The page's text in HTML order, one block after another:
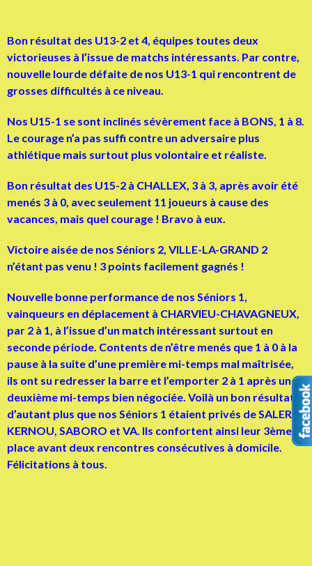
Bon résultat des U13-2 et 4, équipes toutes deux
victorieuses à l’issue de matchs intéressants. Par contre,
nouvelle lourde défaite de nos U13-1 qui rencontrent de
grosses difficultés à ce niveau.
Nos U15-1 se sont inclinés sévèrement face à BONS, 1 à 8.
Le courage n’a pas suffi contre un adversaire plus
athlétique mais surtout plus volontaire et réaliste.
Bon résultat des U15-2 à CHALLEX, 3 à 3, après avoir été
menés 3 à 0, avec seulement 11 joueurs à cause des
vacances, mais quel courage ! Bravo à eux.
Victoire aisée de nos Séniors 2, VILLE-LA-GRAND 2
n’étant pas venu ! 3 points facilement gagnés !
Nouvelle bonne performance de nos Séniors 1,
vainqueurs en déplacement à CHARVIEU-CHAVAGNEUX,
par 2 à 1, à l’issue d’un match intéressant surtout en
seconde période. Contents de n’être menés que 1 à 0 à la
pause à la suite d’une première mi-temps mal maîtrisée,
ils ont su redresser la barre et l’emporter 2 à 1 après une
deuxième mi-temps bien négociée. Voilà un bon résultat
d’autant plus que nos Séniors 1 étaient privés de SALERA,
KERNOU, SABORO et VA. Ils confortent ainsi leur 3ème
place avant deux rencontres consécutives à domicile.
Félicitations à tous.